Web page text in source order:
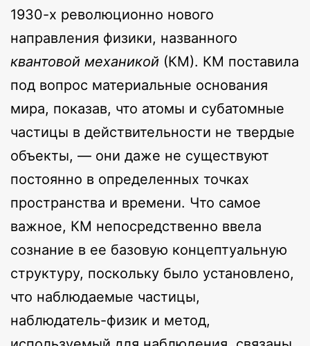
1930-х революционно нового
направления физики, названного
квантовой механикой (КМ). КМ поставила
под вопрос материальные основания
мира, показав, что атомы и субатомные
частицы в действительности не твердые
объекты, — они даже не существуют
постоянно в определенных точках
пространства и времени. Что самое
важное, КМ непосредственно ввела
сознание в ее базовую концептуальную
структуру, поскольку было установлено,
что наблюдаемые частицы,
наблюдатель-физик и метод,